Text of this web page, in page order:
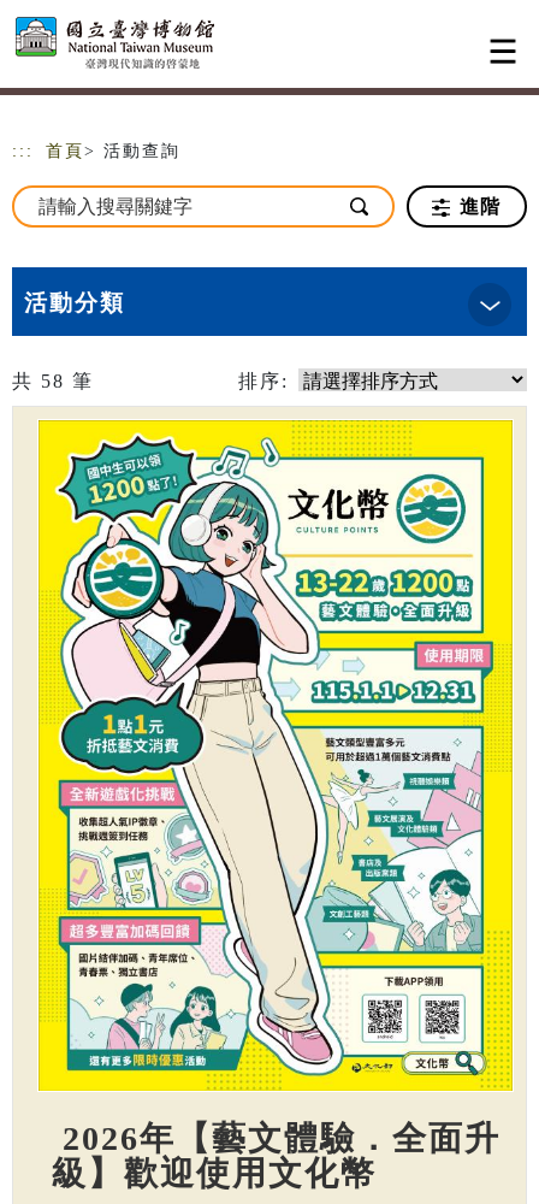
跳到主要內容
網站導覽
::: 首頁 > 活動查詢
進階
活動分類
共 58 筆 排序:
2026年【藝文體驗．全面升
級】歡迎使用文化幣